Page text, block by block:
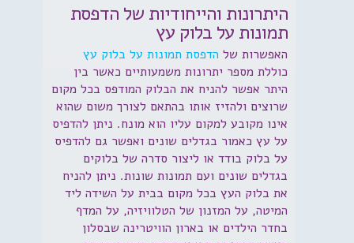
היתרונות והייחודיות של הדפסת
תמונות על בלוק עץ
האפשרות של הדפסת תמונות על בלוק עץ
כוללת מספר יתרונות משמעותיים כאשר בין
היתר אפשר להניח את הבלוק המודפס בכל מקום
שרוצים ולהזיז אותו בהתאם לצורך משום שהוא
אינו מקובע למקום עליו הוא מונח. ניתן להדפיס
על עץ כאמור בגדלים שונים ואפשר גם להדפיס
על בלוק בודד או ליצור סדרה של בלוקים
בגדלים שונים ועם תמונות שונות. ניתן להניח
את בלוק העץ בכל מקום בבית על השידה ליד
המיטה, על המזנון של הטלוויזיה, על המדף
בחדר הילדים או בארון הוויטרינה שבסלון